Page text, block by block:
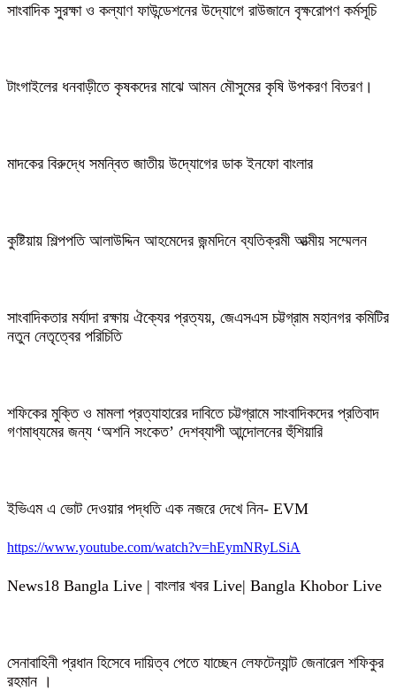
সাংবাদিক সুরক্ষা ও কল্যাণ ফাউন্ডেশনের উদ্যোগে রাউজানে বৃক্ষরোপণ কর্মসূচি
টাংগাইলের ধনবাড়ীতে কৃষকদের মাঝে আমন মৌসুমের কৃষি উপকরণ বিতরণ।
মাদকের বিরুদ্ধে সমন্বিত জাতীয় উদ্যোগের ডাক ইনফো বাংলার
কুষ্টিয়ায় শিল্পপতি আলাউদ্দিন আহমেদের জন্মদিনে ব্যতিক্রমী আত্মীয় সম্মেলন
সাংবাদিকতার মর্যাদা রক্ষায় ঐক্যের প্রত্যয়, জেএসএস চট্টগ্রাম মহানগর কমিটির
নতুন নেতৃত্বের পরিচিতি
শফিকের মুক্তি ও মামলা প্রত্যাহারের দাবিতে চট্টগ্রামে সাংবাদিকদের প্রতিবাদ
গণমাধ্যমের জন্য ‘অশনি সংকেত’ দেশব্যাপী আন্দোলনের হুঁশিয়ারি
ইভিএম এ ভোট দেওয়ার পদ্ধতি এক নজরে দেখে নিন- EVM
https://www.youtube.com/watch?v=hEymNRyLSiA
News18 Bangla Live | বাংলার খবর Live| Bangla Khobor Live
সেনাবাহিনী প্রধান হিসেবে দায়িত্ব পেতে যাচ্ছেন লেফটেন্যান্ট জেনারেল শফিকুর
রহমান ।